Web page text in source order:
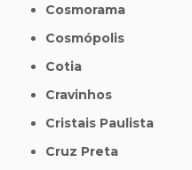
Cosmorama
Cosmópolis
Cotia
Cravinhos
Cristais Paulista
Cruz Preta